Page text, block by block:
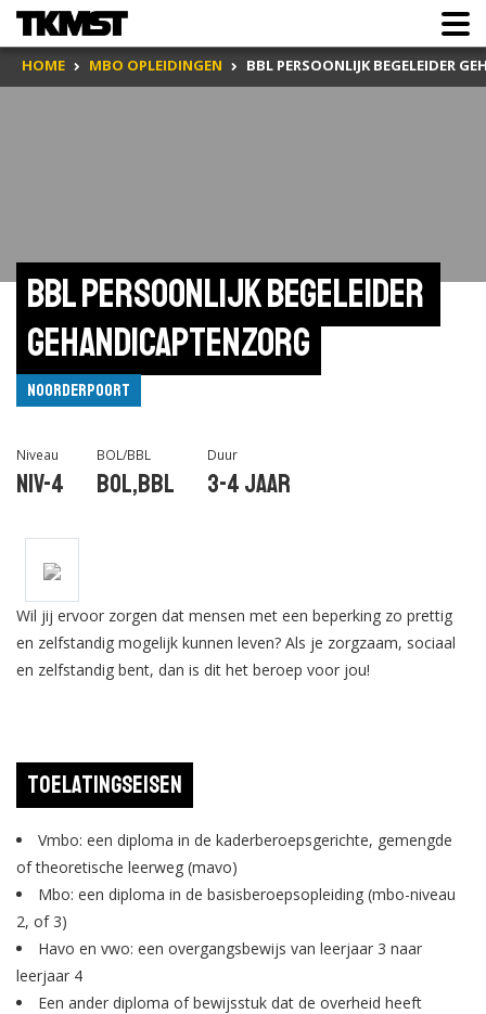
HOME MBO OPLEIDINGEN BBL PERSOONLIJK BEGELEIDER
BBL Persoonlijk begeleider
gehandicaptenzorg
Noorderpoort
Niveau
Niv-4
BOL/BBL
BOL,BBL
Duur
3-4 jaar
Wil jij ervoor zorgen dat mensen met een beperking zo prettig
en zelfstandig mogelijk kunnen leven? Als je zorgzaam, sociaal
en zelfstandig bent, dan is dit het beroep voor jou!
Toelatingseisen
Vmbo: een diploma in de kaderberoepsgerichte, gemengde
of theoretische leerweg (mavo)
Mbo: een diploma in de basisberoepsopleiding (mbo-niveau
2, of 3)
Havo en vwo: een overgangsbewijs van leerjaar 3 naar
leerjaar 4
Een ander diploma of bewijsstuk dat de overheid heeft